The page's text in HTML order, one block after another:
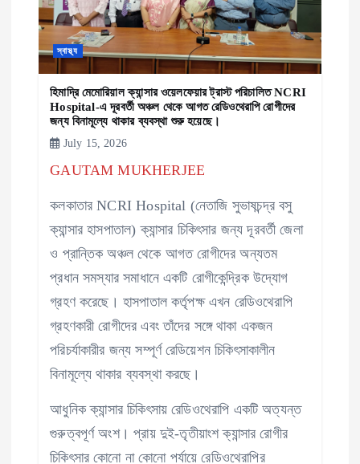
স্বাস্থ্য
হিমাদ্রি মেমোরিয়াল ক্যান্সার ওয়েলফেয়ার ট্রাস্ট পরিচালিত NCRI
Hospital-এ দূরবর্তী অঞ্চল থেকে আগত রেডিওথেরাপি রোগীদের
জন্য বিনামূল্যে থাকার ব্যবস্থা শুরু হয়েছে।
July 15, 2026
GAUTAM MUKHERJEE
কলকাতার NCRI Hospital (নেতাজি সুভাষচন্দ্র বসু
ক্যান্সার হাসপাতাল) ক্যান্সার চিকিৎসার জন্য দূরবর্তী জেলা
ও প্রান্তিক অঞ্চল থেকে আগত রোগীদের অন্যতম
প্রধান সমস্যার সমাধানে একটি রোগীকেন্দ্রিক উদ্যোগ
গ্রহণ করেছে। হাসপাতাল কর্তৃপক্ষ এখন রেডিওথেরাপি
গ্রহণকারী রোগীদের এবং তাঁদের সঙ্গে থাকা একজন
পরিচর্যাকারীর জন্য সম্পূর্ণ রেডিয়েশন চিকিৎসাকালীন
বিনামূল্যে থাকার ব্যবস্থা করছে।
আধুনিক ক্যান্সার চিকিৎসায় রেডিওথেরাপি একটি অত্যন্ত
গুরুত্বপূর্ণ অংশ। প্রায় দুই-তৃতীয়াংশ ক্যান্সার রোগীর
চিকিৎসার কোনো না কোনো পর্যায়ে রেডিওথেরাপির